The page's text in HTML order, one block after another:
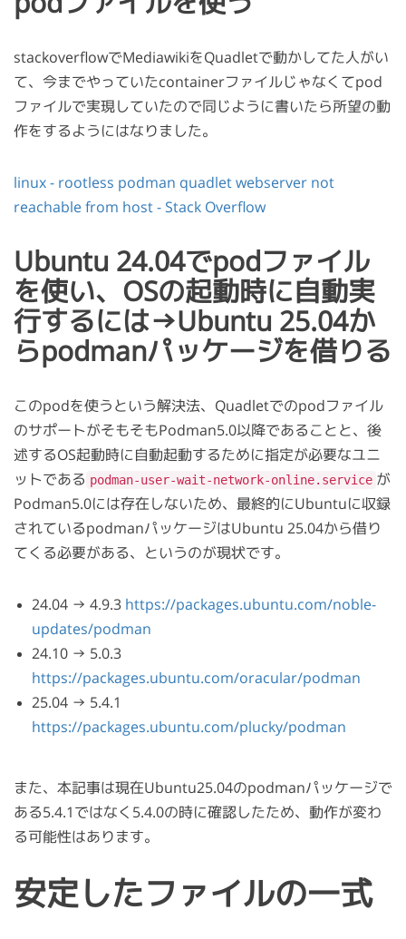
stackoverflowでMediawikiをQuadletで動かしてた人がい
て、今までやっていたcontainerファイルじゃなくてpod
ファイルで実現していたので同じように書いたら所望の動
作をするようにはなりました。
linux - rootless podman quadlet webserver not
reachable from host - Stack Overflow
Ubuntu 24.04でpodファイル
を使い、OSの起動時に自動実
行するには→Ubuntu 25.04か
らpodmanパッケージを借りる
このpodを使うという解決法、Quadletでのpodファイル
のサポートがそもそもPodman5.0以降であることと、後
述するOS起動時に自動起動するために指定が必要なユニ
ットである podman-user-wait-network-online.service が
Podman5.0には存在しないため、最終的にUbuntuに収録
されているpodmanパッケージはUbuntu 25.04から借り
てくる必要がある、というのが現状です。
24.04 → 4.9.3 https://packages.ubuntu.com/noble-
updates/podman
24.10 → 5.0.3
https://packages.ubuntu.com/oracular/podman
25.04 → 5.4.1
https://packages.ubuntu.com/plucky/podman
また、本記事は現在Ubuntu25.04のpodmanパッケージで
ある5.4.1ではなく5.4.0の時に確認したため、動作が変わ
る可能性はあります。
安定したファイルの一式